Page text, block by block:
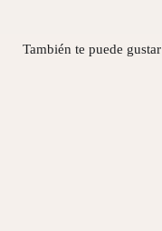
También te puede gustar